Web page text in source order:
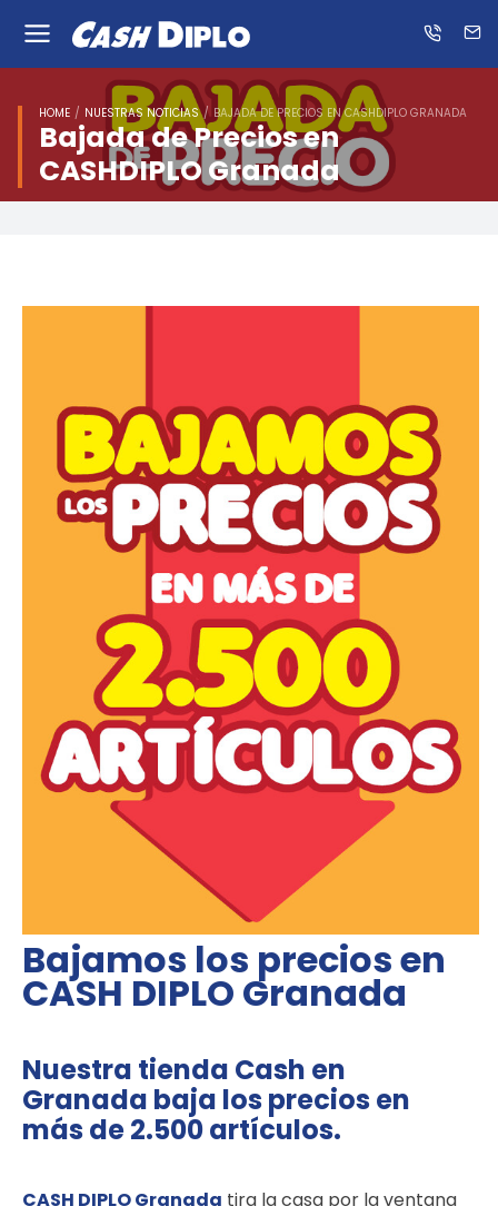
HOME NUESTRAS NOTICIAS BAJADA DE PRECIOS EN CASHDIPLO GRANADA
Bajada de Precios en
CASHDIPLO Granada
Bajamos los precios en
CASH DIPLO Granada
Nuestra tienda Cash en
Granada baja los precios en
más de 2.500 artículos.
CASH DIPLO Granada tira la casa por la ventana